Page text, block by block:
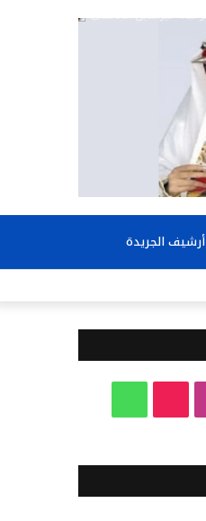
أرشيف الجريدة
عن
س
ت
k
T
ت
س